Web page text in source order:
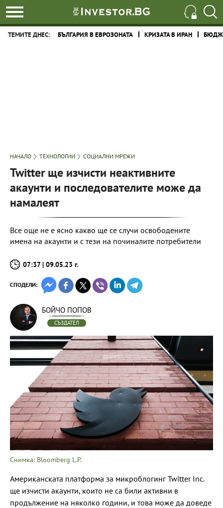
ТЕМИТЕ ДНЕС: БЪЛГАРИЯ В ЕВРОЗОНАТА КРИЗАТА В ИРАН
НАЧАЛО ТЕХНОЛОГИИ СОЦИАЛНИ МРЕЖИ
Twitter ще изчисти неактивните
акаунти и последователите може да
намалеят
Все още не е ясно какво ще се случи освободените
имена на акаунти и с тези на починалите потребители
07:37 | 09.05.23 г.
СПОДЕЛИ:
БОЙЧО ПОПОВ
СЪЗДАТЕЛ
Снимка: Bloomberg L.P.
Американската платформа за микроблогинг Twitter Inc.
ще изчисти акаунти, които не са били активни в
продължение на няколко години, и това може да доведе